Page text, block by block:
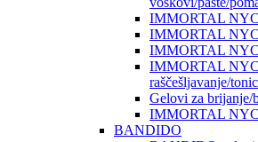
IMMORTAL
IMMORTAL NYC
IMMORTAL NYC
IMMORTAL
raščešljavanje/
Gelovi za brijanje/
IMMORTAL NYC
BANDIDO